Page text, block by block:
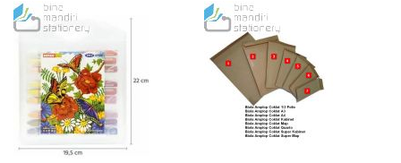
TO
WISH
LIST
TO
COMPARE
WISH
LIST
COMPARE